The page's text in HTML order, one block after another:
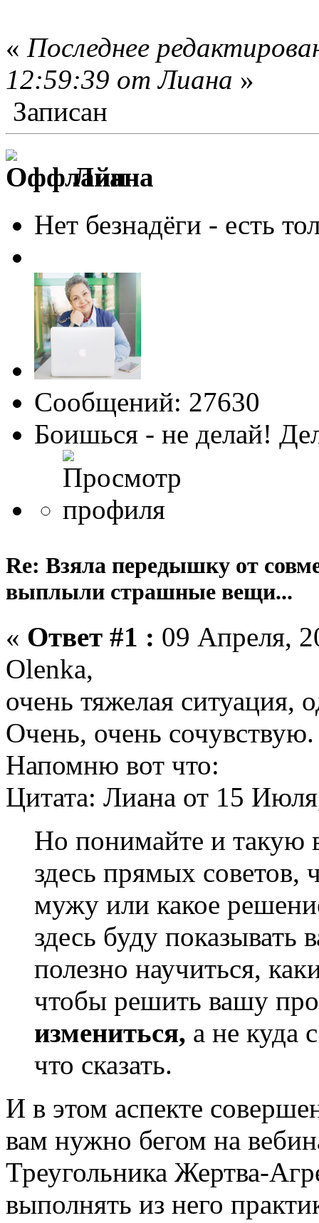
« Последнее
12:59:39 от Лиана »
Записан
Лиана
Нет безнадёги - есть
Сообщений: 27630
Боишься - не делай!
Re: Взяла передышку от
выплыли страшные вещи...
« Ответ #1 : 09 Апреля,
Olenka,
очень тяжелая ситуация,
Очень, очень
Напомню вот что:
Цитата: Лиана от 15
Но понимайте и такую
здесь прямых советов,
мужу или какое
здесь буду
полезно научиться,
чтобы решить вашу
измениться, а не куда
что сказать.
И в этом аспекте
вам нужно бегом на
Треугольника Жертва-
выполнять из него